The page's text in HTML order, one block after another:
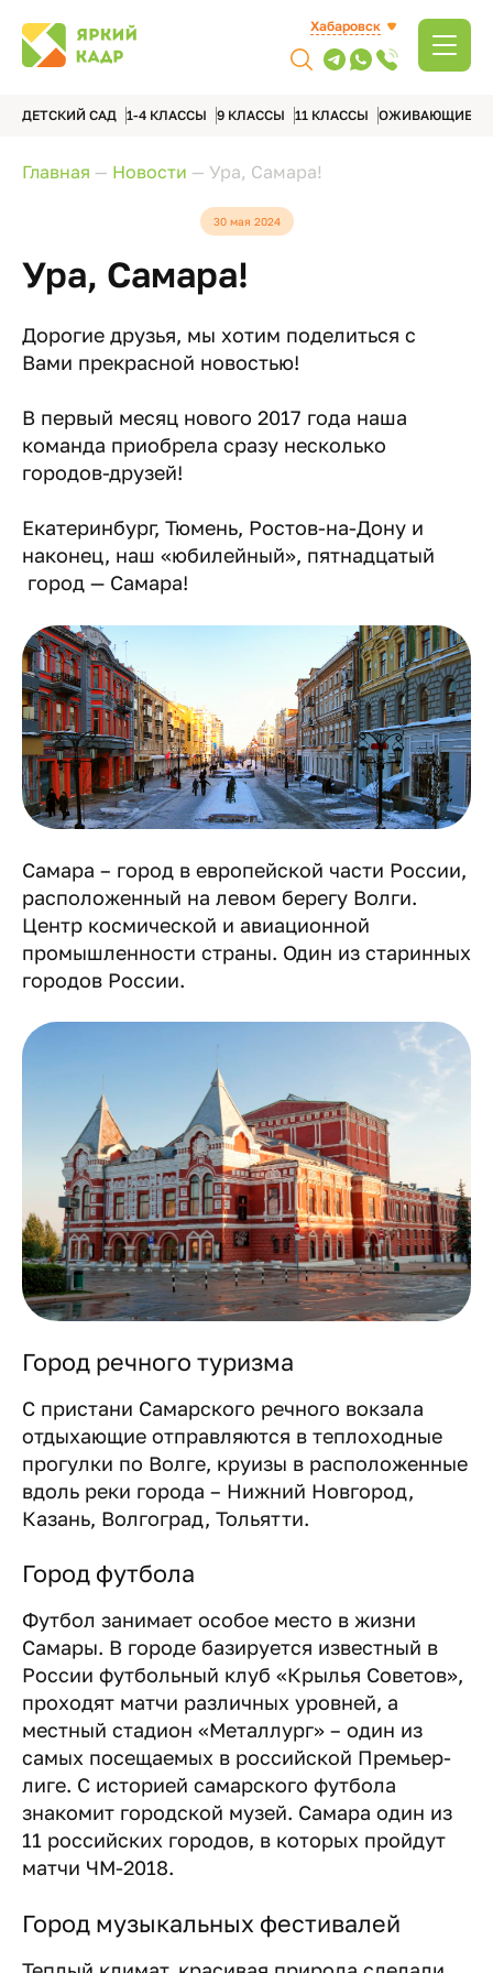
Хабаровск
ДЕТСКИЙ САД 1-4 КЛАССЫ 9 КЛАССЫ 11 КЛАССЫ ОЖИВАЮЩИЕ
Главная — Новости — Ура, Самара!
30 мая 2024
Ура, Самара!
Дорогие друзья, мы хотим поделиться с
Вами прекрасной новостью!
В первый месяц нового 2017 года наша
команда приобрела сразу несколько
городов-друзей!
Екатеринбург, Тюмень, Ростов-на-Дону и
наконец, наш «юбилейный», пятнадцатый
город — Самара!
Самара – город в европейской части России,
расположенный на левом берегу Волги.
Центр космической и авиационной
промышленности страны. Один из старинных
городов России.
Город речного туризма
С пристани Самарского речного вокзала
отдыхающие отправляются в теплоходные
прогулки по Волге, круизы в расположенные
вдоль реки города – Нижний Новгород,
Казань, Волгоград, Тольятти.
Город футбола
Футбол занимает особое место в жизни
Самары. В городе базируется известный в
России футбольный клуб «Крылья Советов»,
проходят матчи различных уровней, а
местный стадион «Металлург» – один из
самых посещаемых в российской Премьер-
лиге. С историей самарского футбола
знакомит городской музей. Самара один из
11 российских городов, в которых пройдут
матчи ЧМ-2018.
Город музыкальных фестивалей